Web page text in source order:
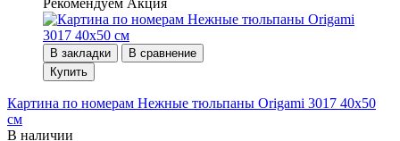
Рекомендуем Акция
В закладки
В сравнение
Купить
Картина по номерам Нежные тюльпаны Origami 3017 40x50
см
В наличии